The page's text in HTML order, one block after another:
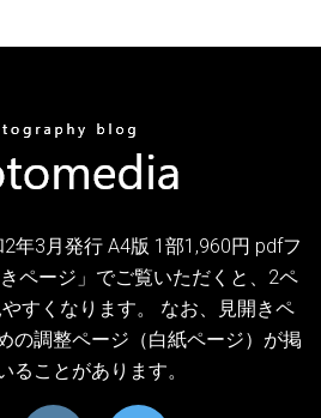
年3月発行 A4版 1部1,960円 pdfフ
ページ」でご覧いただくと、2ペ
すくなります。 なお、見開きペ
の調整ページ（白紙ページ）が掲
ることがあります。